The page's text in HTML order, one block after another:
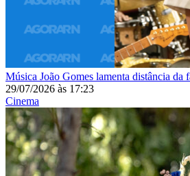
Música João Gomes lamenta distância da
29/07/2026 às 17:23
Cinema